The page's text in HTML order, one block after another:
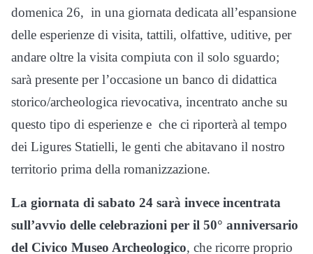
domenica 26, in una giornata dedicata all’espansione
delle esperienze di visita, tattili, olfattive, uditive, per
andare oltre la visita compiuta con il solo sguardo;
sarà presente per l’occasione un banco di didattica
storico/archeologica rievocativa, incentrato anche su
questo tipo di esperienze e che ci riporterà al tempo
dei Ligures Statielli, le genti che abitavano il nostro
territorio prima della romanizzazione.
La giornata di sabato 24 sarà invece incentrata
sull’avvio delle celebrazioni per il 50° anniversario
del Civico Museo Archeologico, che ricorre proprio